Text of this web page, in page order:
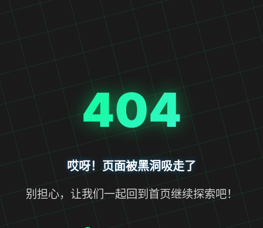
404
哎呀！页面被黑洞吸走了
别担心，让我们一起回到首页继续探索吧！